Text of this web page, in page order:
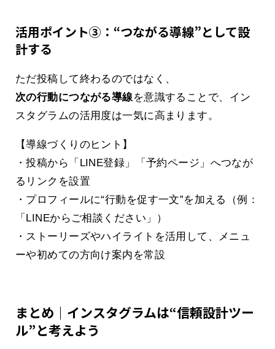
活用ポイント③：“つながる導線”として設
計する
ただ投稿して終わるのではなく、
次の行動につながる導線を意識することで、イン
スタグラムの活用度は一気に高まります。
【導線づくりのヒント】
・投稿から「LINE登録」「予約ページ」へつなが
るリンクを設置
・プロフィールに“行動を促す一文”を加える（例：
「LINEからご相談ください」）
・ストーリーズやハイライトを活用して、メニュ
ーや初めての方向け案内を常設
まとめ｜インスタグラムは“信頼設計ツー
ル”と考えよう